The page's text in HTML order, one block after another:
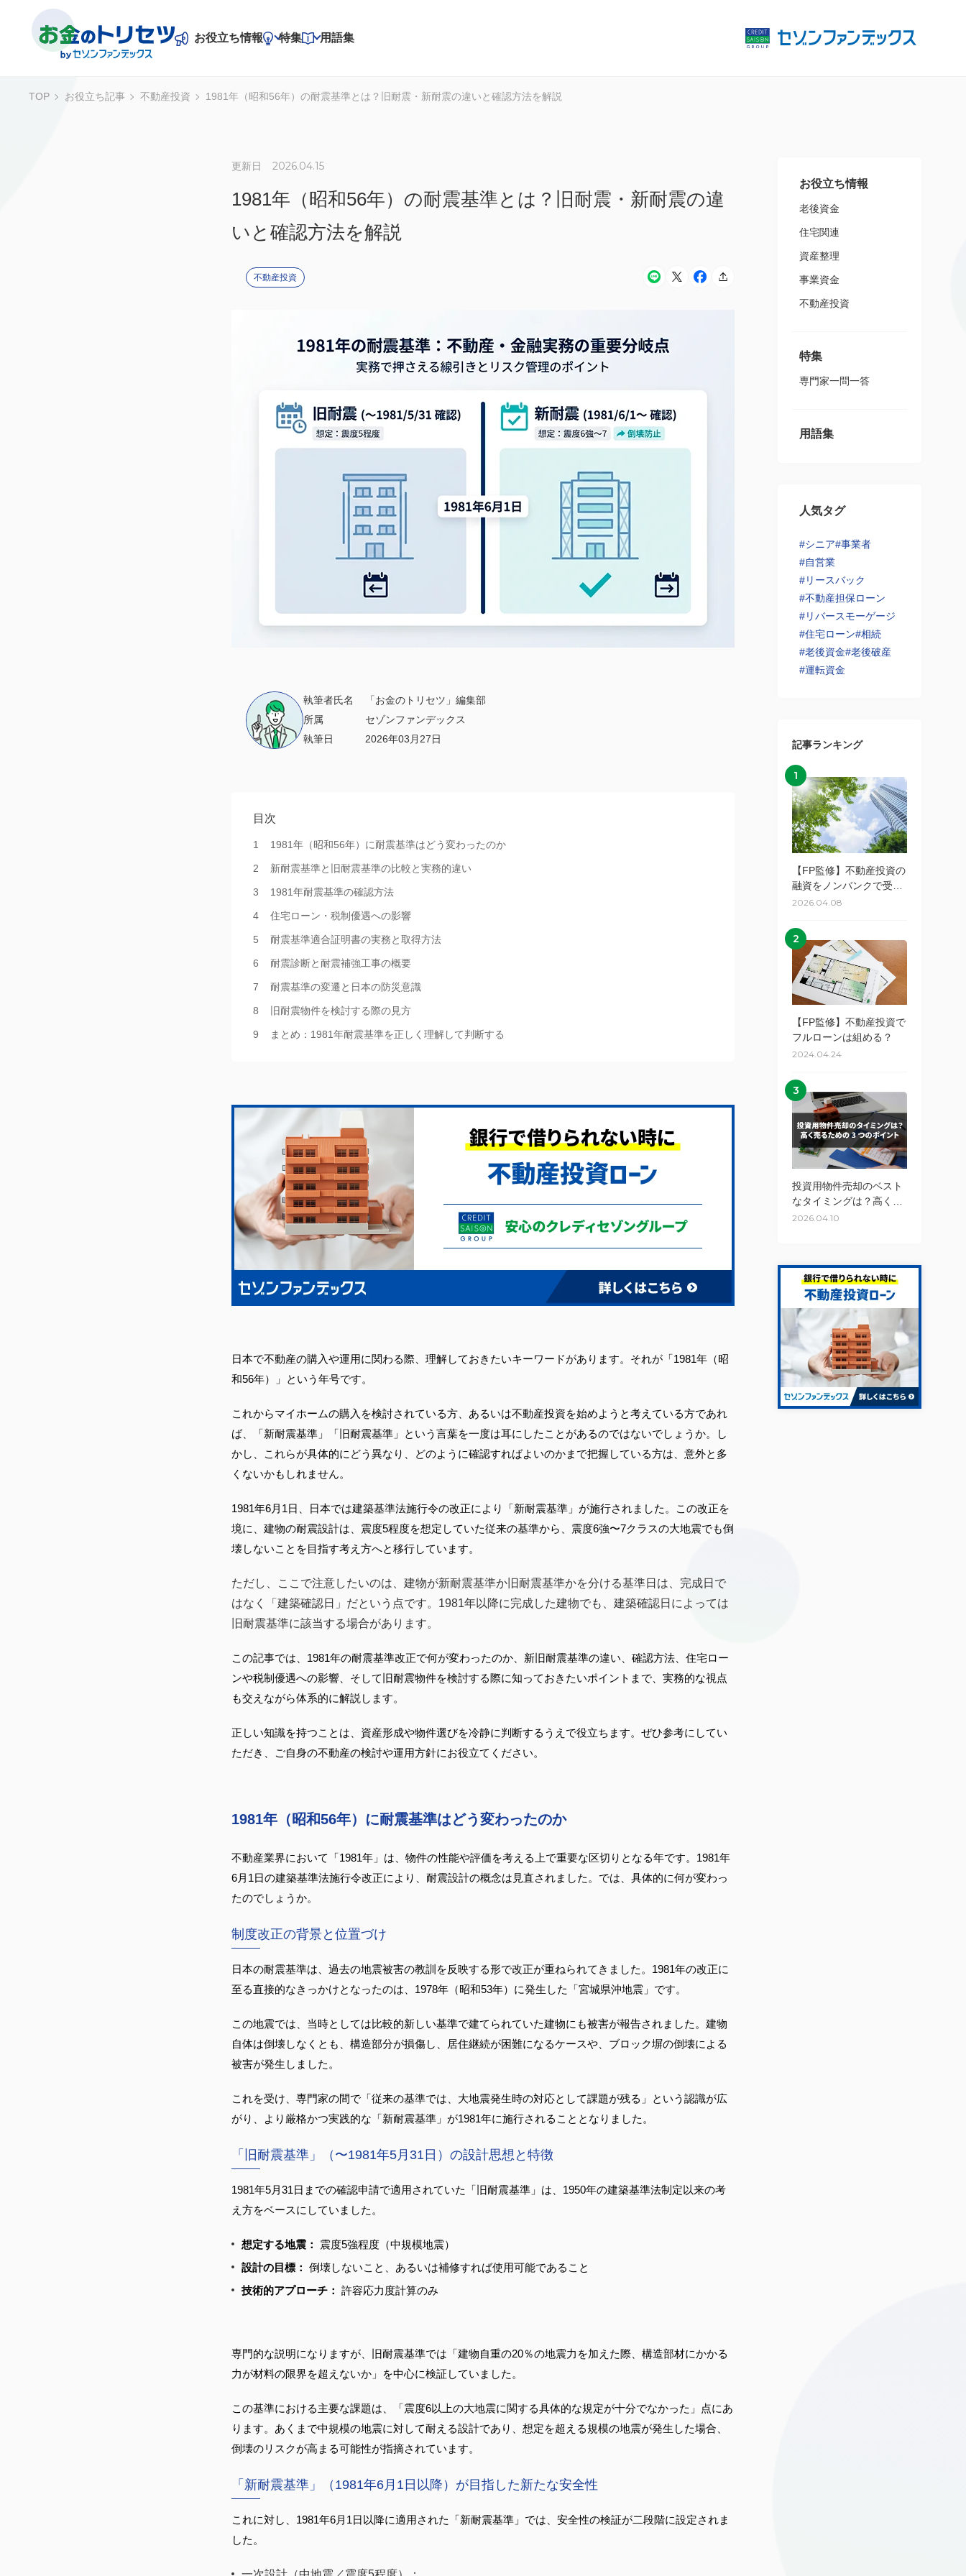
お役立ち情報
不動産投資
特集 用語集
TOP お役立ち記事 不動産投資 1981年（昭和56年）の耐震基準とは？旧耐震・新耐震の違いと確認方法を解説
更新日 2026.04.15
1981年（昭和56年）の耐震基準とは？旧耐震・新耐震の違
いと確認方法を解説
不動産投資
執筆者氏名
「お金のトリセツ」編集部
所属
セゾンファンデックス
執筆日
2026年03月27日
目次
1981年（昭和56年）に耐震基準はどう変わったのか
新耐震基準と旧耐震基準の比較と実務的違い
1981年耐震基準の確認方法
住宅ローン・税制優遇への影響
耐震基準適合証明書の実務と取得方法
耐震診断と耐震補強工事の概要
耐震基準の変遷と日本の防災意識
旧耐震物件を検討する際の見方
まとめ：1981年耐震基準を正しく理解して判断する
日本で不動産の購入や運用に関わる際、理解しておきたいキーワードがあります。それが「1981年（昭
和56年）」という年号です。
これからマイホームの購入を検討されている方、あるいは不動産投資を始めようと考えている方であれ
ば、「新耐震基準」「旧耐震基準」という言葉を一度は耳にしたことがあるのではないでしょうか。し
かし、これらが具体的にどう異なり、どのように確認すればよいのかまで把握している方は、意外と多
くないかもしれません。
1981年6月1日、日本では建築基準法施行令の改正により「新耐震基準」が施行されました。この改正を
境に、建物の耐震設計は、震度5程度を想定していた従来の基準から、震度6強〜7クラスの大地震でも倒
壊しないことを目指す考え方へと移行しています。
ただし、ここで注意したいのは、建物が新耐震基準か旧耐震基準かを分ける基準日は、完成日で
はなく「建築確認日」だという点です。1981年以降に完成した建物でも、建築確認日によっては
旧耐震基準に該当する場合があります。
この記事では、1981年の耐震基準改正で何が変わったのか、新旧耐震基準の違い、確認方法、住宅ロー
ンや税制優遇への影響、そして旧耐震物件を検討する際に知っておきたいポイントまで、実務的な視点
も交えながら体系的に解説します。
正しい知識を持つことは、資産形成や物件選びを冷静に判断するうえで役立ちます。ぜひ参考にしてい
ただき、ご自身の不動産の検討や運用方針にお役立てください。
1981年（昭和56年）に耐震基準はどう変わったのか
不動産業界において「1981年」は、物件の性能や評価を考える上で重要な区切りとなる年です。1981年
6月1日の建築基準法施行令改正により、耐震設計の概念は見直されました。では、具体的に何が変わっ
たのでしょうか。
制度改正の背景と位置づけ
日本の耐震基準は、過去の地震被害の教訓を反映する形で改正が重ねられてきました。1981年の改正に
至る直接的なきっかけとなったのは、1978年（昭和53年）に発生した「宮城県沖地震」です。
この地震では、当時としては比較的新しい基準で建てられていた建物にも被害が報告されました。建物
自体は倒壊しなくとも、構造部分が損傷し、居住継続が困難になるケースや、ブロック塀の倒壊による
被害が発生しました。
これを受け、専門家の間で「従来の基準では、大地震発生時の対応として課題が残る」という認識が広
がり、より厳格かつ実践的な「新耐震基準」が1981年に施行されることとなりました。
「旧耐震基準」（〜1981年5月31日）の設計思想と特徴
1981年5月31日までの確認申請で適用されていた「旧耐震基準」は、1950年の建築基準法制定以来の考
え方をベースにしていました。
想定する地震：
震度5強程度（中規模地震）
設計の目標：
倒壊しないこと、あるいは補修すれば使用可能であること
技術的アプローチ：
許容応力度計算のみ
専門的な説明になりますが、旧耐震基準では「建物自重の20％の地震力を加えた際、構造部材にかかる
力が材料の限界を超えないか」を中心に検証していました。
この基準における主要な課題は、「震度6以上の大地震に関する具体的な規定が十分でなかった」点にあ
ります。あくまで中規模の地震に対して耐える設計であり、想定を超える規模の地震が発生した場合、
倒壊のリスクが高まる可能性が指摘されています。
「新耐震基準」（1981年6月1日以降）が目指した新たな安全性
これに対し、1981年6月1日以降に適用された「新耐震基準」では、安全性の検証が二段階に設定されま
した。
お役立ち情報
老後資金
住宅関連
資産整理
事業資金
不動産投資
特集
専門家一問一答
用語集
人気タグ
#シニア#事業者
#自営業
#リースバック
#不動産担保ローン
#リバースモーゲージ
#住宅ローン#相続
#老後資金#老後破産
#運転資金
記事ランキング
1
【FP監修】不動産投資の
融資をノンバンクで受け
るメリット・デメリット
2026.04.08
2
【FP監修】不動産投資で
フルローンは組める？
2024.04.24
3
投資用物件売却のベスト
なタイミングは？高く売
るための3つのポイント
2026.04.10